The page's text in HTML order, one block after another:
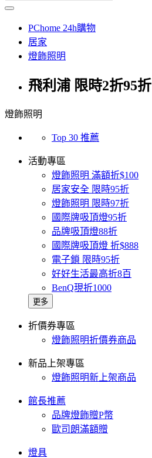
PChome 24h購物
居家
燈飾照明
飛利浦 限時2折95折
燈飾照明
Top 30 推薦
活動專區
燈飾照明 滿額折$100
居家安全 限時95折
燈飾照明 限時97折
國際牌吸頂燈95折
品牌吸頂燈88折
國際牌吸頂燈 折$888
電子鎖 限時95折
好好生活最高折8百
BenQ現折1000
更多
折價券專區
燈飾照明折價券商品
新品上架專區
燈飾照明新上架商品
館長推薦
品牌燈飾贈P幣
歐司朗滿額贈
燈具